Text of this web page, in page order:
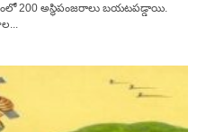
200 అస్థిపంజరాలు బయటప‌డ్డాయి.